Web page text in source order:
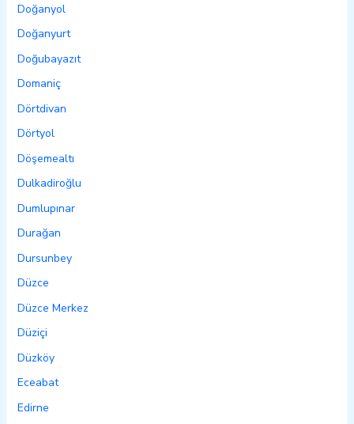
Doğanyol
Doğanyurt
Doğubayazıt
Domaniç
Dörtdivan
Dörtyol
Döşemealtı
Dulkadiroğlu
Dumlupınar
Durağan
Dursunbey
Düzce
Düzce Merkez
Düziçi
Düzköy
Eceabat
Edirne